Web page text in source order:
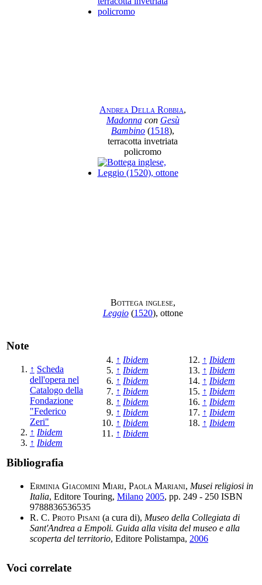
Andrea Della Robbia,
Madonnacon Gesù
Bambino (1518),
terracotta invetriata
policromo
Bottega inglese,
Leggio(1520), ottone
Note
↑ Scheda
dell'opera nel
Catalogo della
Fondazione
"Federico
Zeri"
↑ Ibidem
↑ Ibidem
↑ Ibidem
↑ Ibidem
↑ Ibidem
↑ Ibidem
↑ Ibidem
↑ Ibidem
↑ Ibidem
↑ Ibidem
↑ Ibidem
↑ Ibidem
↑ Ibidem
↑ Ibidem
↑ Ibidem
↑ Ibidem
↑ Ibidem
Bibliografia
Erminia Giacomini Miari, Paola Mariani, Musei religiosi in
Italia, Editore Touring, Milano 2005, pp. 249 - 250 ISBN
9788836536535
R. C. Proto Pisani (a cura di), Museo della Collegiata di
Sant'Andrea a Empoli. Guida alla visita del museo e alla
scoperta del territorio, Editore Polistampa, 2006
Voci correlate